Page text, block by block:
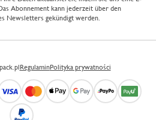
Abonnement kann jederzeit über den
Newsletters gekündigt werden.
RegulaminPolityka prywatności